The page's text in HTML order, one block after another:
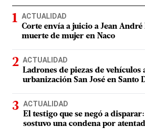
ACTUALIDAD
Corte envía a juicio a Jean
muerte de mujer en Naco
ACTUALIDAD
Ladrones de piezas de vehículos
urbanización San José en Santo
ACTUALIDAD
El testigo que se negó a
sostuvo una condena por